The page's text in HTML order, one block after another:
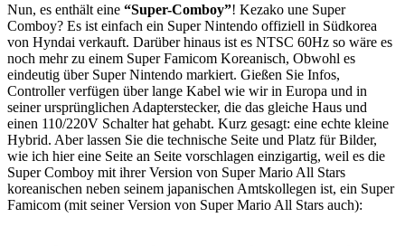
Nun, es enthält eine “Super-Comboy”! Kezako une Super
Comboy? Es ist einfach ein Super Nintendo offiziell in Südkorea
von Hyndai verkauft. Darüber hinaus ist es NTSC 60Hz so wäre es
noch mehr zu einem Super Famicom Koreanisch, Obwohl es
eindeutig über Super Nintendo markiert. Gießen Sie Infos,
Controller verfügen über lange Kabel wie wir in Europa und in
seiner ursprünglichen Adapterstecker, die das gleiche Haus und
einen 110/220V Schalter hat gehabt. Kurz gesagt: eine echte kleine
Hybrid. Aber lassen Sie die technische Seite und Platz für Bilder,
wie ich hier eine Seite an Seite vorschlagen einzigartig, weil es die
Super Comboy mit ihrer Version von Super Mario All Stars
koreanischen neben seinem japanischen Amtskollegen ist, ein Super
Famicom (mit seiner Version von Super Mario All Stars auch):